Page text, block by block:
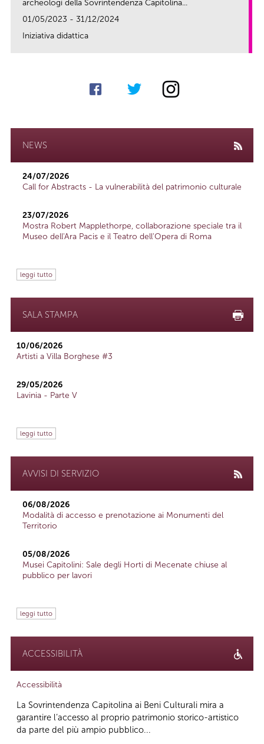
archeologi della Sovrintendenza Capitolina...
01/05/2023 - 31/12/2024
Iniziativa didattica
NEWS
24/07/2026
Call for Abstracts - La vulnerabilità del patrimonio culturale
23/07/2026
Mostra Robert Mapplethorpe, collaborazione speciale tra il
Museo dell'Ara Pacis e il Teatro dell'Opera di Roma
leggi tutto
SALA STAMPA
10/06/2026
Artisti a Villa Borghese #3
29/05/2026
Lavinia - Parte V
leggi tutto
AVVISI DI SERVIZIO
06/08/2026
Modalità di accesso e prenotazione ai Monumenti del
Territorio
05/08/2026
Musei Capitolini: Sale degli Horti di Mecenate chiuse al
pubblico per lavori
leggi tutto
ACCESSIBILITÀ
Accessibilità
La Sovrintendenza Capitolina ai Beni Culturali mira a
garantire l’accesso al proprio patrimonio storico-artistico
da parte del più ampio pubblico...